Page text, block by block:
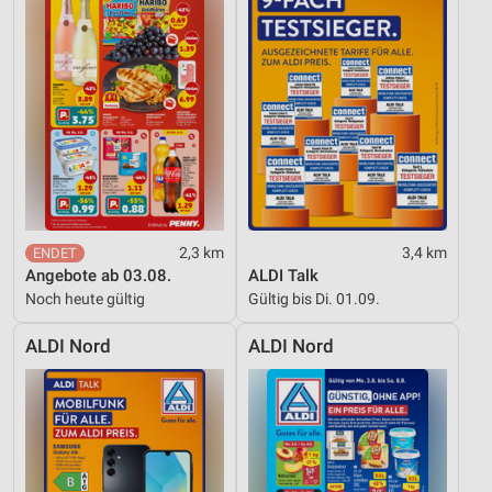
2,3 km
Angebote ab 03.08.
Noch heute gültig
3,4 km
ALDI Talk
Gültig bis Di. 01.09.
ALDI Nord ALDI Nord
Verwendung reduzierter Daten zur Auswahl von
Inhalten
IAB-Besonderheiten:
Verwendung genauer Standortdaten
Geräte anhand von aktiv angeforderten
Informationen identifizieren
Nicht-IAB-Verarbeitungszwecke:
Notwendig
Performance
Funktional
Werbung